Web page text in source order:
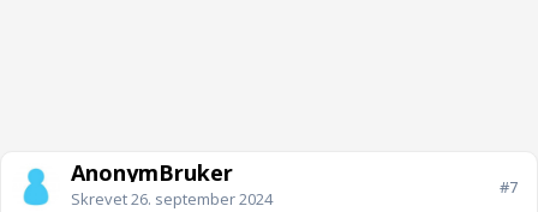
AnonymBruker
Skrevet26. september 2024
#7